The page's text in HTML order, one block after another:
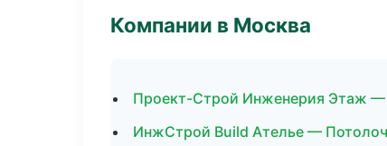
Компании в Москва
Проект-Строй Инженерия Этаж
ИнжСтрой Build Ателье —